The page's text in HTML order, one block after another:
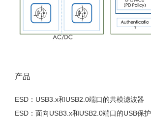
产品
ESD：USB3.x和USB2.0端口的共模滤波器
ESD：面向USB3.x和USB2.0端口的USB保护